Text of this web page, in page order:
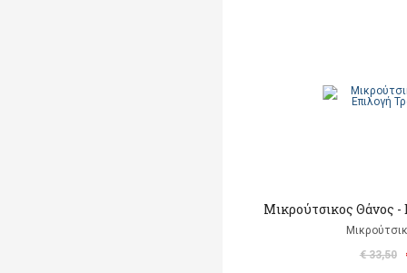
Μικρούτσικος Θάνος -
€ 33,50